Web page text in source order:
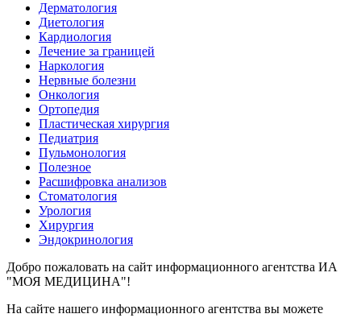
Дерматология
Диетология
Кардиология
Лечение за границей
Наркология
Нервные болезни
Онкология
Ортопедия
Пластическая хирургия
Педиатрия
Пульмонология
Полезное
Расшифровка анализов
Стоматология
Урология
Хирургия
Эндокринология
Добро пожаловать на сайт информационного агентства ИА
"МОЯ МЕДИЦИНА"!
На сайте нашего информационного агентства вы можете